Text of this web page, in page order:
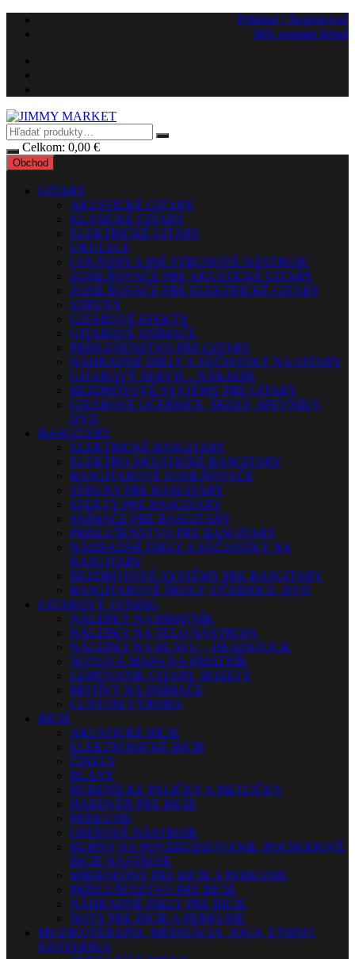
Preskočiť
Prihlásiť / Registrovať
Môj zoznam želaní
Celkom: 0,00 €
Obchod
GITARY
AKUSTICKÉ GITARY
KLASICKÉ GITARY
ELEKTRICKÉ GITARY
UKULELE
COUNTRY A INÉ STRUNOVÉ NÁSTROJE
ZOSILŇOVAČE PRE AKUSTICKÉ GITARY
ZOSILŇOVAČE PRE ELEKTRICKÉ GITARY
STRUNY
GITAROVÉ EFEKTY
GITAROVÉ SNÍMAČE
PRÍSLUŠENSTVO PRE GITARY
NÁHRADNÉ DIELY A SÚČIASTKY NA GITARY
GITAROVÝ SERVIS – NÁRADIE
BEZDRÔTOVÉ SYSTÉMY PRE GITARY
GITAROVÉ UČEBNICE, ŠKOLY, SPEVNÍKY,
DVD
BASGITARY
ELEKTRICKÉ BASGITARY
ELEKTRO AKUSTICKÉ BASGITARY
BASGITAROVÉ ZOSILŇOVAČE
STRUNY PRE BASGITARY
EFEKTY PRE BASGITARY
SNÍMAČE PRE BASGITARY
PRÍSLUŠENSTVO PRE BASGITARY
NÁHRADNÉ DIELY A SÚČIASTKY NA
BASGITARY
BEZDRÔTOVÉ SYSTÉMY PRE BASGITARY
BASGITAROVÉ ŠKOLY, UČEBNICE, DVD
GITAROVÝ TUNING
NÁLEPKY NA HMATNÍK
NÁLEPKY NA TELO NÁSTROJA
NÁLEPKY NA HLAVU – HEADSTOCK
NOTOVÁ MAPA NA HMATNÍK
LEMOVANIE GITARY, ROZETY
MOTÍVY NA SNÍMAČE
CUSTOM VÝROBA
BICIE
AKUSTICKÉ BICIE
ELEKTRONICKÉ BICIE
ČINELY
BLANY
BUBENÍCKE PALIČKY A METLIČKY
HARDVÉR PRE BICIE
PERKUSIE
ORFFOVÉ NÁSTROJE
BUBNY NA POVZBUDZOVANIE, POCHODOVÉ
BICIE NÁSTROJE
MIKROFÓNY PRE BICIE A PERKUSIE
PRÍSLUŠENSTVO PRE BICIE
NÁHRADNÉ DIELY PRE BICIE
NOTY PRE BICIE A PERKUSIE
MUZIKOTERAPIA, MEDITÁCIA, JOGA, ETHNO,
EZOTERIKA